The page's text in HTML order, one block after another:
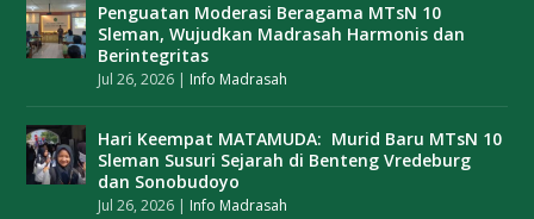
Penguatan Moderasi Beragama MTsN 10
Sleman, Wujudkan Madrasah Harmonis dan
Berintegritas
Jul 26, 2026 | Info Madrasah
Hari Keempat MATAMUDA: Murid Baru MTsN 10
Sleman Susuri Sejarah di Benteng Vredeburg
dan Sonobudoyo
Jul 26, 2026 | Info Madrasah